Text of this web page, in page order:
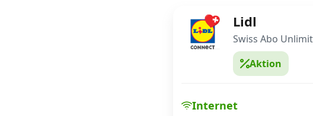
Handy-Abo kündigen oder wechseln
Lidl
Swiss Abo
Aktion
Internet